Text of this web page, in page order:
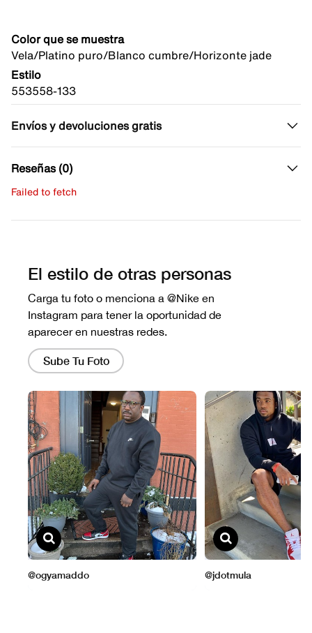
Color que se muestra
Vela/Platino puro/Blanco cumbre/Horizonte jade
Estilo
553558-133
Envíos y devoluciones gratis
Reseñas (0)
Failed to fetch